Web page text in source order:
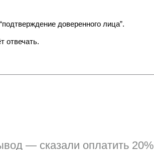
доверенного лица”.
отвечать.
— сказали оплатить 20%